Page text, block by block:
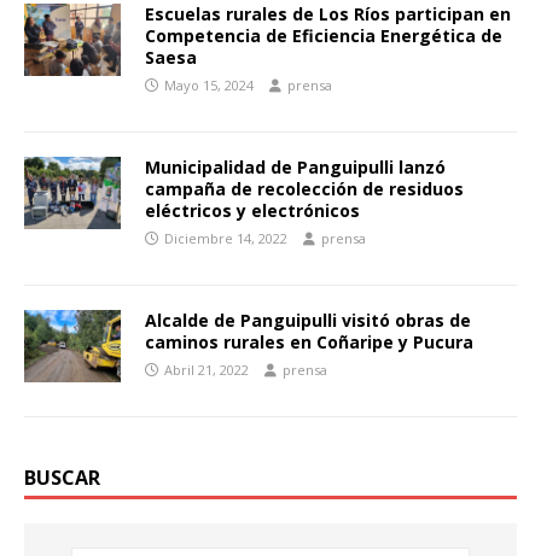
Escuelas rurales de Los Ríos participan en
Competencia de Eficiencia Energética de
Saesa
Mayo 15, 2024 prensa
Municipalidad de Panguipulli lanzó
campaña de recolección de residuos
eléctricos y electrónicos
Diciembre 14, 2022 prensa
Alcalde de Panguipulli visitó obras de
caminos rurales en Coñaripe y Pucura
Abril 21, 2022 prensa
BUSCAR